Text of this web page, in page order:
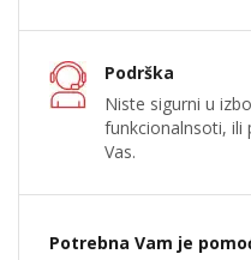
Podrška
Niste sigurni u
funkcionalnsoti, ili
Vas.
Potrebna Vam je